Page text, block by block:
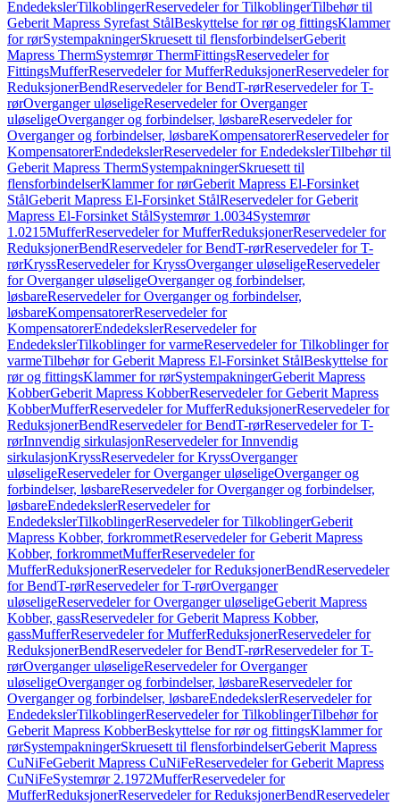
EndedekslerTilkoblingerReservedeler for TilkoblingerTilbehør til
Geberit Mapress Syrefast StålBeskyttelse for rør og fittingsKlammer
for rørSystempakningerSkruesett til flensforbindelserGeberit
Mapress ThermSystemrør ThermFittingsReservedeler for
FittingsMufferReservedeler for MufferReduksjonerReservedeler for
ReduksjonerBendReservedeler for BendT-rørReservedeler for T-
rørOverganger uløseligeReservedeler for Overganger
uløseligeOverganger og forbindelser, løsbareReservedeler for
Overganger og forbindelser, løsbareKompensatorerReservedeler for
KompensatorerEndedekslerReservedeler for EndedekslerTilbehør til
Geberit Mapress ThermSystempakningerSkruesett til
flensforbindelserKlammer for rørGeberit Mapress El-Forsinket
StålGeberit Mapress El-Forsinket StålReservedeler for Geberit
Mapress El-Forsinket StålSystemrør 1.0034Systemrør
1.0215MufferReservedeler for MufferReduksjonerReservedeler for
ReduksjonerBendReservedeler for BendT-rørReservedeler for T-
rørKryssReservedeler for KryssOverganger uløseligeReservedeler
for Overganger uløseligeOverganger og forbindelser,
løsbareReservedeler for Overganger og forbindelser,
løsbareKompensatorerReservedeler for
KompensatorerEndedekslerReservedeler for
EndedekslerTilkoblinger for varmeReservedeler for Tilkoblinger for
varmeTilbehør for Geberit Mapress El-Forsinket StålBeskyttelse for
rør og fittingsKlammer for rørSystempakningerGeberit Mapress
KobberGeberit Mapress KobberReservedeler for Geberit Mapress
KobberMufferReservedeler for MufferReduksjonerReservedeler for
ReduksjonerBendReservedeler for BendT-rørReservedeler for T-
rørInnvendig sirkulasjonReservedeler for Innvendig
sirkulasjonKryssReservedeler for KryssOverganger
uløseligeReservedeler for Overganger uløseligeOverganger og
forbindelser, løsbareReservedeler for Overganger og forbindelser,
løsbareEndedekslerReservedeler for
EndedekslerTilkoblingerReservedeler for TilkoblingerGeberit
Mapress Kobber, forkrommetReservedeler for Geberit Mapress
Kobber, forkrommetMufferReservedeler for
MufferReduksjonerReservedeler for ReduksjonerBendReservedeler
for BendT-rørReservedeler for T-rørOverganger
uløseligeReservedeler for Overganger uløseligeGeberit Mapress
Kobber, gassReservedeler for Geberit Mapress Kobber,
gassMufferReservedeler for MufferReduksjonerReservedeler for
ReduksjonerBendReservedeler for BendT-rørReservedeler for T-
rørOverganger uløseligeReservedeler for Overganger
uløseligeOverganger og forbindelser, løsbareReservedeler for
Overganger og forbindelser, løsbareEndedekslerReservedeler for
EndedekslerTilkoblingerReservedeler for TilkoblingerTilbehør for
Geberit Mapress KobberBeskyttelse for rør og fittingsKlammer for
rørSystempakningerSkruesett til flensforbindelserGeberit Mapress
CuNiFeGeberit Mapress CuNiFeReservedeler for Geberit Mapress
CuNiFeSystemrør 2.1972MufferReservedeler for
MufferReduksjonerReservedeler for ReduksjonerBendReservedeler